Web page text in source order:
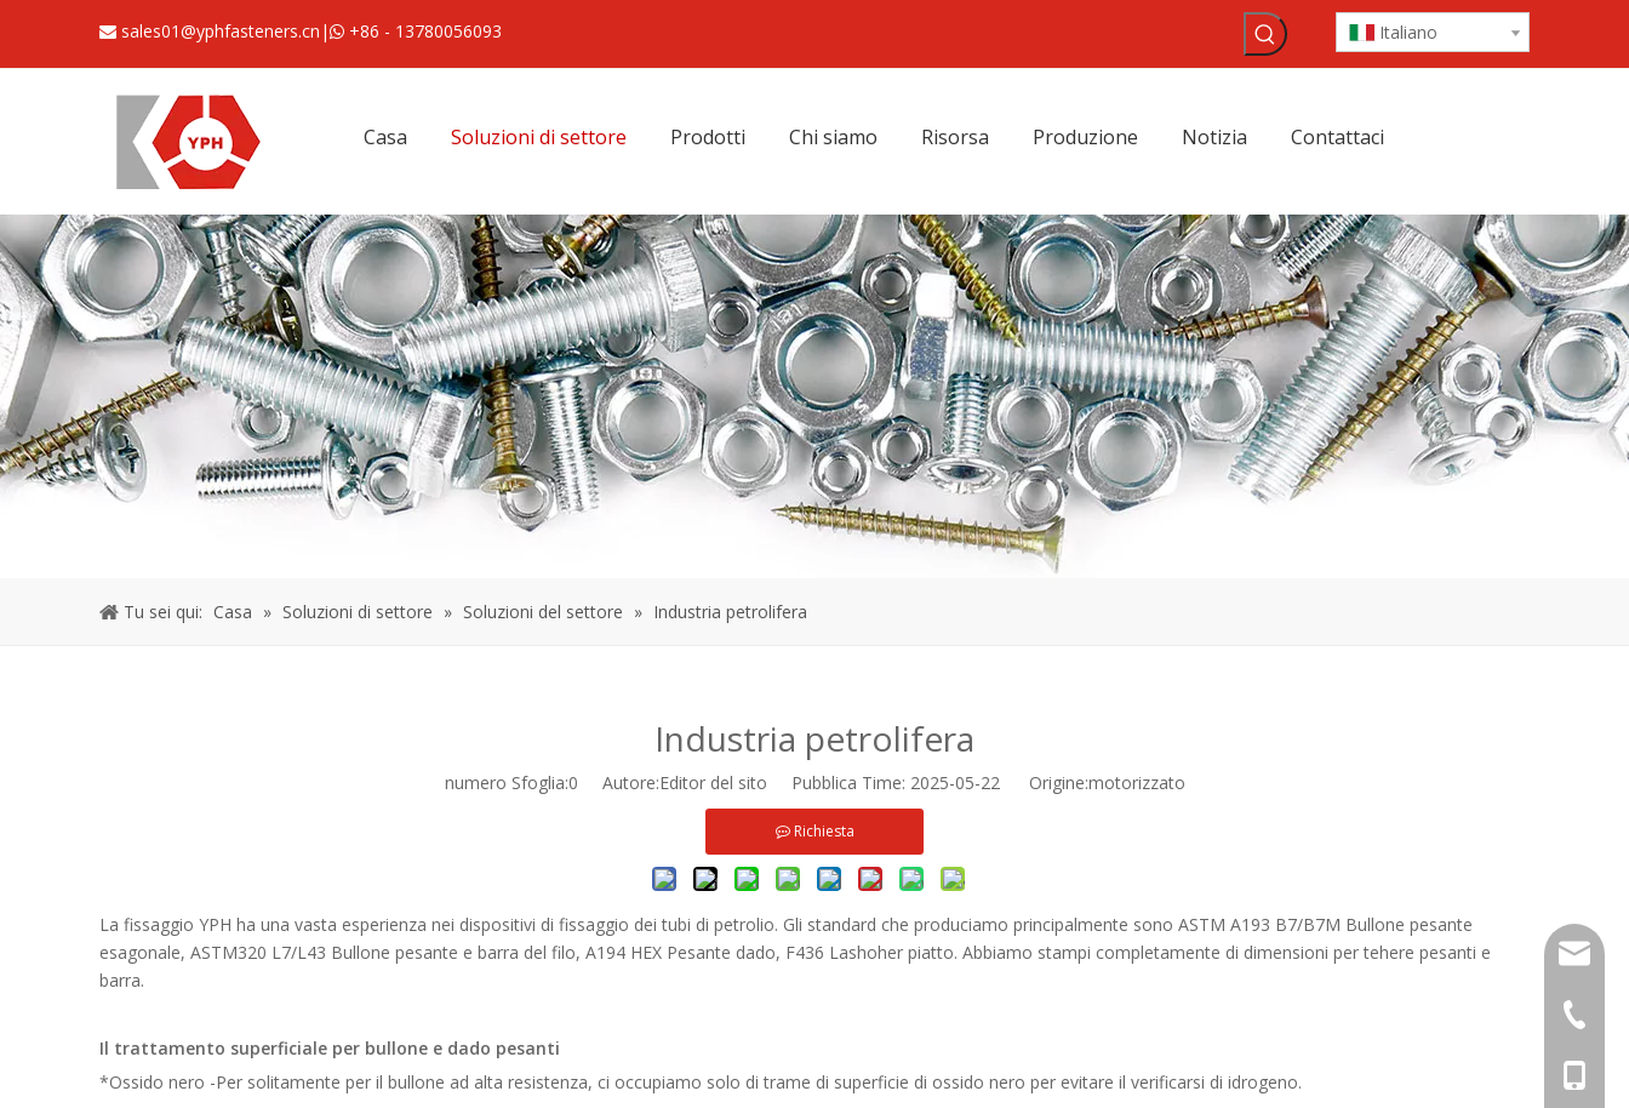
 sales01@yphfasteners.cn |  +86 - 13780056093 Italiano
Casa Soluzioni di settore Prodotti Chi siamo Risorsa Produzione Notizia Contattaci
Tu sei qui: Casa » Soluzioni di settore » Soluzioni del settore » Industria petrolifera
Industria petrolifera
numero Sfoglia:0 Autore:Editor del sito Pubblica Time: 2025-05-22 Origine:motorizzato
Richiesta
La fissaggio YPH ha una vasta esperienza nei dispositivi di fissaggio dei tubi di petrolio. Gli standard che produciamo principalmente sono ASTM A193 B7/B7M Bullone pesante
esagonale, ASTM320 L7/L43 Bullone pesante e barra del filo, A194 HEX Pesante dado, F436 Lashoher piatto. Abbiamo stampi completamente di dimensioni per tehere pesanti e
barra.
Il trattamento superficiale per bullone e dado pesanti
*Ossido nero -Per solitamente per il bullone ad alta resistenza, ci occupiamo solo di trame di superficie di ossido nero per evitare il verificarsi di idrogeno.
+ 86-